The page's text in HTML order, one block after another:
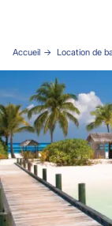
Accueil Location de